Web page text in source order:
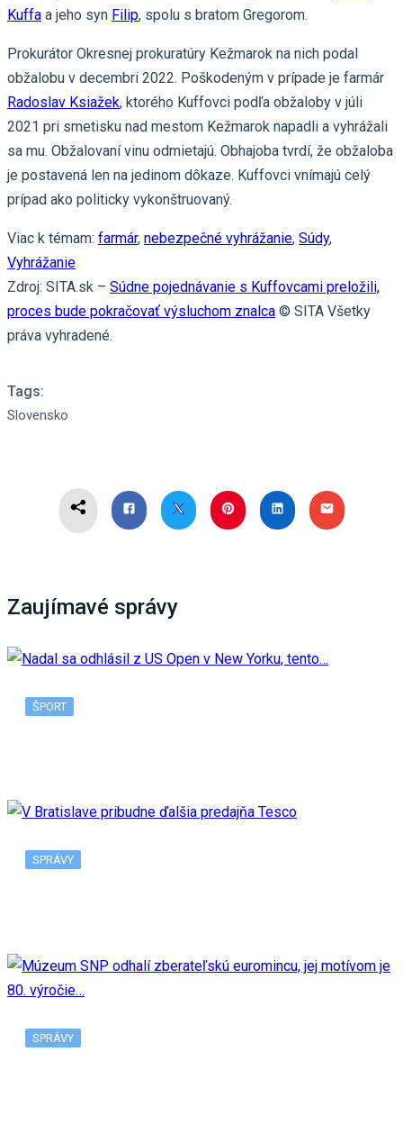
Kuffa a jeho syn Filip, spolu s bratom Gregorom.
Prokurátor Okresnej prokuratúry Kežmarok na nich podal
obžalobu v decembri 2022. Poškodeným v prípade je farmár
Radoslav Ksiažek, ktorého Kuffovci podľa obžaloby v júli
2021 pri smetisku nad mestom Kežmarok napadli a vyhrážali
sa mu. Obžalovaní vinu odmietajú. Obhajoba tvrdí, že obžaloba
je postavená len na jedinom dôkaze. Kuffovci vnímajú celý
prípad ako politicky vykonštruovaný.
Viac k témam: farmár, nebezpečné vyhrážanie, Súdy,
Vyhrážanie
Zdroj: SITA.sk – Súdne pojednávanie s Kuffovcami preložili,
proces bude pokračovať výsluchom znalca © SITA Všetky
práva vyhradené.
Tags:
Slovensko
Zaujímavé správy
ŠPORT
SPRÁVY
SPRÁVY